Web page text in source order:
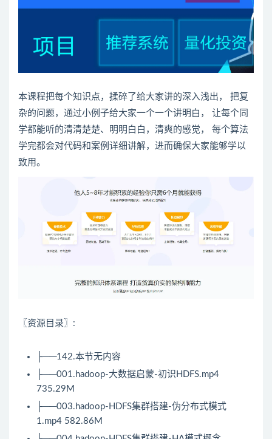
本课程把每个知识点，揉碎了给大家讲的深入浅出， 把复
杂的问题，通过小例子给大家一个一个讲明白， 让每个同
学都能听的清清楚楚、明明白白，清爽的感觉， 每个算法
学完都会对代码和案例详细讲解，进而确保大家能够学以
致用。
〖资源目录〗:
├──142.本节无内容
├──001.hadoop-大数据启蒙-初识HDFS.mp4
735.29M
├──003.hadoop-HDFS集群搭建-伪分布式模式
1.mp4 582.86M